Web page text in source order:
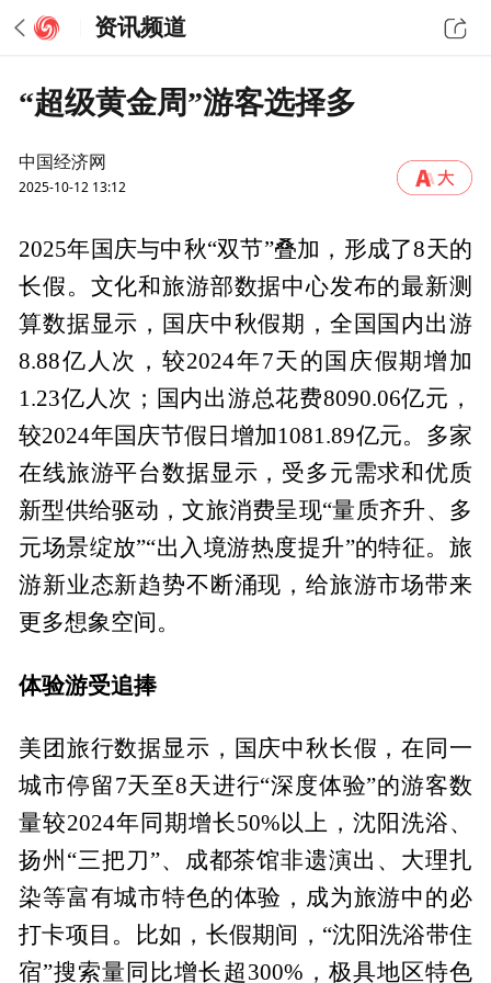
资讯频道
“超级黄金周”游客选择多
中国经济网
2025-10-12 13:12
2025年国庆与中秋“双节”叠加，形成了8天的
长假。文化和旅游部数据中心发布的最新测
算数据显示，国庆中秋假期，全国国内出游
8.88亿人次，较2024年7天的国庆假期增加
1.23亿人次；国内出游总花费8090.06亿元，
较2024年国庆节假日增加1081.89亿元。多家
在线旅游平台数据显示，受多元需求和优质
新型供给驱动，文旅消费呈现“量质齐升、多
元场景绽放”“出入境游热度提升”的特征。旅
游新业态新趋势不断涌现，给旅游市场带来
更多想象空间。
体验游受追捧
美团旅行数据显示，国庆中秋长假，在同一
城市停留7天至8天进行“深度体验”的游客数
量较2024年同期增长50%以上，沈阳洗浴、
扬州“三把刀”、成都茶馆非遗演出、大理扎
染等富有城市特色的体验，成为旅游中的必
打卡项目。比如，长假期间，“沈阳洗浴带住
宿”搜索量同比增长超300%，极具地区特色